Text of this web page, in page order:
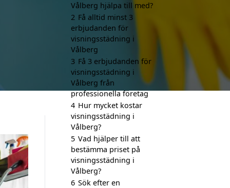
Vålberg hjälpa till med?
2 Få alltid minst 3
erbjudanden för
visningsstädning i
Vålberg
3 Få 3 erbjudanden för
visningsstädning i
Vålberg från
professionella företag
4 Hur mycket kostar
visningsstädning i
Vålberg?
5 Vad hjälper till att
bestämma priset på
visningsstädning i
Vålberg?
6 Sök efter en